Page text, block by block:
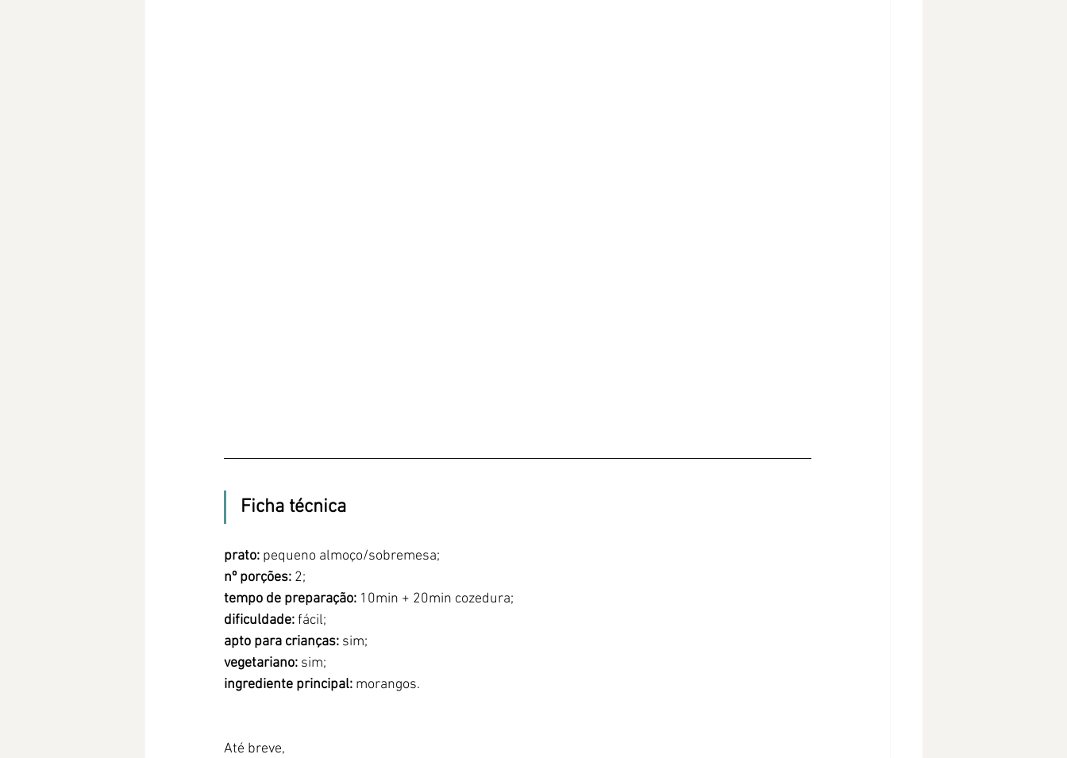
Ficha técnica
prato: pequeno almoço/sobremesa;
nº porções: 2;
tempo de preparação: 10min + 20min cozedura;
dificuldade: fácil;
apto para crianças: sim;
vegetariano: sim;
ingrediente principal: morangos.
Até breve,